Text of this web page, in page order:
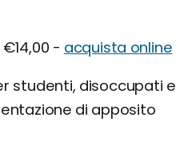
€14,00 - acquista online
studenti, disoccupati e
di apposito